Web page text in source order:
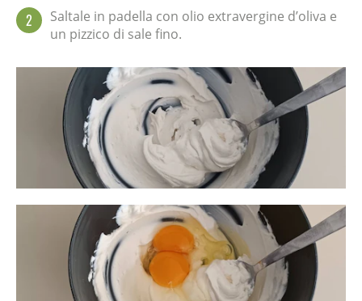
2
Saltale in padella con olio extravergine d’oliva e
un pizzico di sale fino.